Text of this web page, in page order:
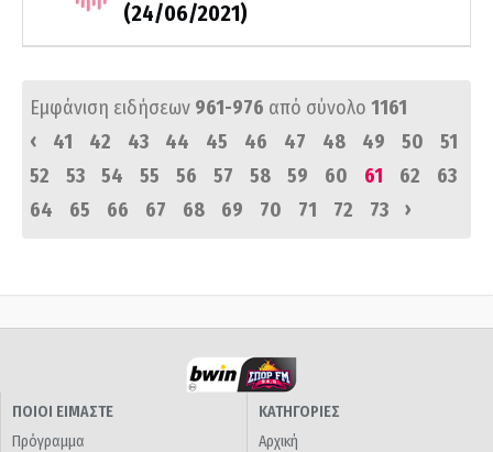
(24/06/2021)
Εμφάνιση ειδήσεων 961-976 από σύνολο 1161
‹
41 42 43 44 45 46 47 48 49 50
51
52
53 54 55 56 57 58 59 60 61 62
63
64
65 66 67 68 69 70 71 72 73 ›
ΠΟΙΟΙ ΕΙΜΑΣΤΕ
Πρόγραμμα
ΚΑΤΗΓΟΡΙΕΣ
Αρχική